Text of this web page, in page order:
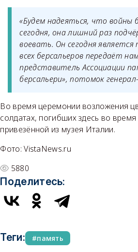
«Будем надеяться, что войны
сегодня, она лишний раз
воевать. Он сегодня
всех берсальеров передаёт
представитель Ассоциации
берсальери», потомок
Во время церемонии возложения
солдатах, погибших здесь во
привезённой из музея Италии.
Фото: VistaNews.ru
5880
Поделитесь:
Теги: память